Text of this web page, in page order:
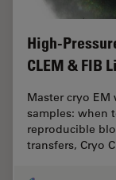
High-
CLEM & FIB
Master cryo
samples: when
reproducible
transfers, Cryo